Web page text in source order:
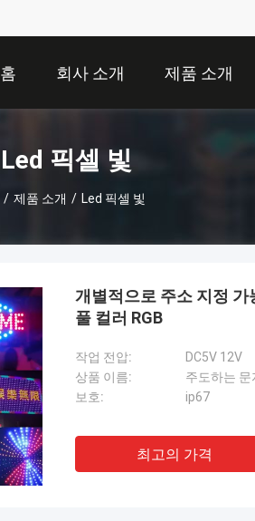
홈 회사 소개 제품 소개
Led 픽셀 빛
/ 제품 소개 / Led 픽셀 빛
개별적으로 주소 지정
풀 컬러 RGB
작업 전압:
DC5V 12V
상품 이름:
주도하는 문
보호:
ip67
최고의 가격